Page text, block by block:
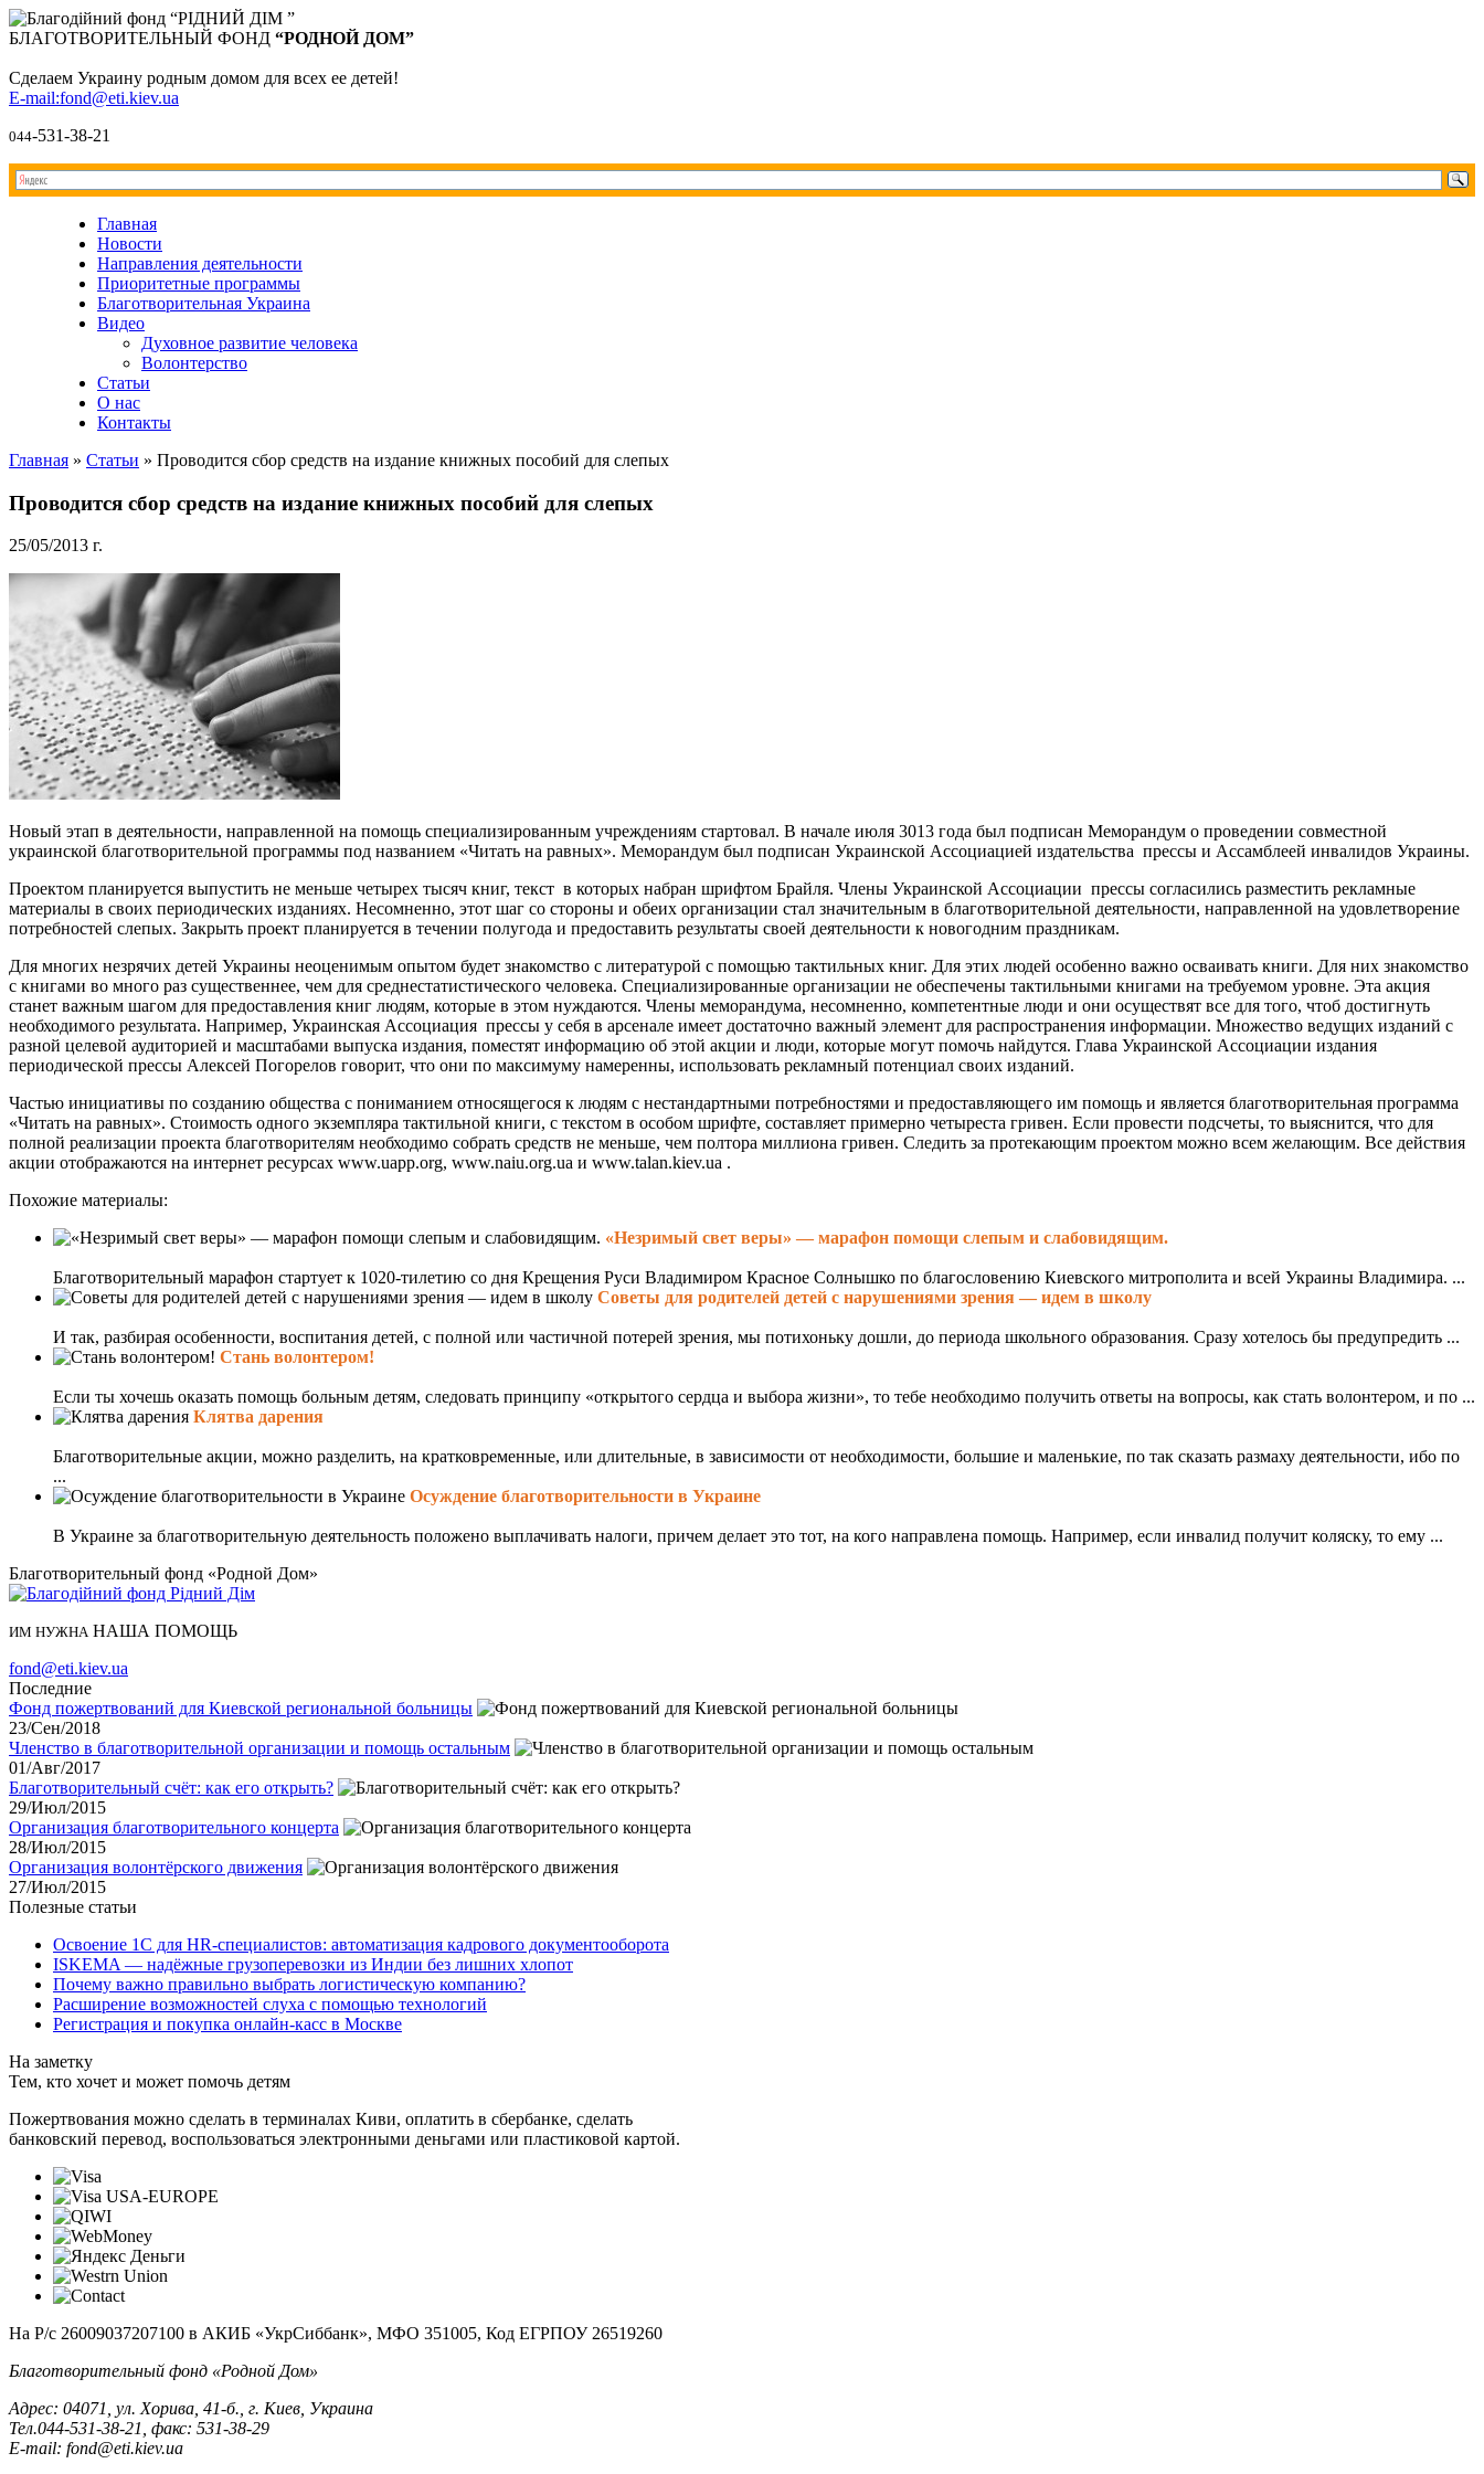
БЛАГОТВОРИТЕЛЬНЫЙ ФОНД “РОДНОЙ ДОМ”
Сделаем Украину родным домом для всех ее детей!
E-mail:fond@eti.kiev.ua
044-531-38-21
Главная
Новости
Направления деятельности
Приоритетные программы
Благотворительная Украина
Видео
Духовное развитие человека
Волонтерство
Статьи
О нас
Контакты
Главная » Статьи » Проводится сбор средств на издание книжных пособий для слепых
Проводится сбор средств на издание книжных пособий для слепых
25/05/2013 г.
Новый этап в деятельности, направленной на помощь специализированным учреждениям стартовал. В начале июля 3013 года был подписан Меморандум о проведении совместной
украинской благотворительной программы под названием «Читать на равных». Меморандум был подписан Украинской Ассоциацией издательства прессы и Ассамблеей инвалидов Украины.
Проектом планируется выпустить не меньше четырех тысяч книг, текст в которых набран шрифтом Брайля. Члены Украинской Ассоциации прессы согласились разместить рекламные
материалы в своих периодических изданиях. Несомненно, этот шаг со стороны и обеих организации стал значительным в благотворительной деятельности, направленной на удовлетворение
потребностей слепых. Закрыть проект планируется в течении полугода и предоставить результаты своей деятельности к новогодним праздникам.
Для многих незрячих детей Украины неоценимым опытом будет знакомство с литературой с помощью тактильных книг. Для этих людей особенно важно осваивать книги. Для них знакомство
с книгами во много раз существеннее, чем для среднестатистического человека. Специализированные организации не обеспечены тактильными книгами на требуемом уровне. Эта акция
станет важным шагом для предоставления книг людям, которые в этом нуждаются. Члены меморандума, несомненно, компетентные люди и они осуществят все для того, чтоб достигнуть
необходимого результата. Например, Украинская Ассоциация прессы у себя в арсенале имеет достаточно важный элемент для распространения информации. Множество ведущих изданий с
разной целевой аудиторией и масштабами выпуска издания, поместят информацию об этой акции и люди, которые могут помочь найдутся. Глава Украинской Ассоциации издания
периодической прессы Алексей Погорелов говорит, что они по максимуму намеренны, использовать рекламный потенциал своих изданий.
Частью инициативы по созданию общества с пониманием относящегося к людям с нестандартными потребностями и предоставляющего им помощь и является благотворительная программа
«Читать на равных». Стоимость одного экземпляра тактильной книги, с текстом в особом шрифте, составляет примерно четыреста гривен. Если провести подсчеты, то выяснится, что для
полной реализации проекта благотворителям необходимо собрать средств не меньше, чем полтора миллиона гривен. Следить за протекающим проектом можно всем желающим. Все действия
акции отображаются на интернет ресурсах www.uapp.org, www.naiu.org.ua и www.talan.kiev.ua .
Похожие материалы:
«Незримый свет веры» — марафон помощи слепым и слабовидящим.
Благотворительный марафон стартует к 1020-тилетию со дня Крещения Руси Владимиром Красное Солнышко по благословению Киевского митрополита и всей Украины Владимира. ...
Советы для родителей детей с нарушениями зрения — идем в школу
И так, разбирая особенности, воспитания детей, с полной или частичной потерей зрения, мы потихоньку дошли, до периода школьного образования. Сразу хотелось бы предупредить ...
Стань волонтером!
Если ты хочешь оказать помощь больным детям, следовать принципу «открытого сердца и выбора жизни», то тебе необходимо получить ответы на вопросы, как стать волонтером, и по ...
Клятва дарения
Благотворительные акции, можно разделить, на кратковременные, или длительные, в зависимости от необходимости, большие и маленькие, по так сказать размаху деятельности, ибо по
...
Осуждение благотворительности в Украине
В Украине за благотворительную деятельность положено выплачивать налоги, причем делает это тот, на кого направлена помощь. Например, если инвалид получит коляску, то ему ...
Благотворительный фонд «Родной Дом»
ИМ НУЖНАНАША ПОМОЩЬ
fond@eti.kiev.ua
Последние
Фонд пожертвований для Киевской региональной больницы
23/Сен/2018
Членство в благотворительной организации и помощь остальным
01/Авг/2017
Благотворительный счёт: как его открыть?
29/Июл/2015
Организация благотворительного концерта
28/Июл/2015
Организация волонтёрского движения
27/Июл/2015
Полезные статьи
Освоение 1С для HR-специалистов: автоматизация кадрового документооборота
ISKEMA — надёжные грузоперевозки из Индии без лишних хлопот
Почему важно правильно выбрать логистическую компанию?
Расширение возможностей слуха с помощью технологий
Регистрация и покупка онлайн-касс в Москве
На заметку
Тем, кто хочет и может помочь детям
Пожертвования можно сделать в терминалах Киви, оплатить в сбербанке, сделать
банковский перевод, воспользоваться электронными деньгами или пластиковой картой.
На Р/c 26009037207100 в АКИБ «УкрСиббанк», МФО 351005, Код ЕГРПОУ 26519260
Благотворительный фонд «Родной Дом»
Адрес: 04071, ул. Хорива, 41-б., г. Киев, Украина
Тел.044-531-38-21, факс: 531-38-29
E-mail: fond@eti.kiev.ua